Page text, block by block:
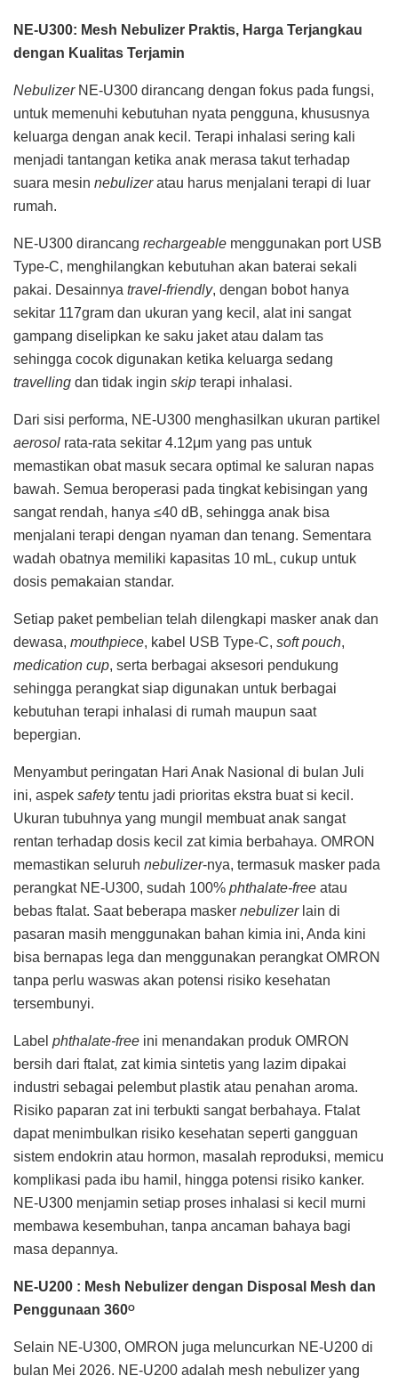
NE-U300: Mesh Nebulizer Praktis, Harga Terjangkau
dengan Kualitas Terjamin
NebulizerNE-U300 dirancang dengan fokus pada fungsi,
untuk memenuhi kebutuhan nyata pengguna, khususnya
keluarga dengan anak kecil. Terapi inhalasi sering kali
menjadi tantangan ketika anak merasa takut terhadap
suara mesin nebulizeratau harus menjalani terapi di luar
rumah.
NE-U300 dirancang rechargeable menggunakan port USB
Type-C, menghilangkan kebutuhan akan baterai sekali
pakai. Desainnya travel-friendly, dengan bobot hanya
sekitar 117gram dan ukuran yang kecil, alat ini sangat
gampang diselipkan ke saku jaket atau dalam tas
sehingga cocok digunakan ketika keluarga sedang
travelling dan tidak ingin skip terapi inhalasi.
Dari sisi performa, NE-U300 menghasilkan ukuran partikel
aerosol rata-rata sekitar 4.12μm yang pas untuk
memastikan obat masuk secara optimal ke saluran napas
bawah. Semua beroperasi pada tingkat kebisingan yang
sangat rendah, hanya ≤40 dB, sehingga anak bisa
menjalani terapi dengan nyaman dan tenang. Sementara
wadah obatnya memiliki kapasitas 10 mL, cukup untuk
dosis pemakaian standar.
Setiap paket pembelian telah dilengkapi masker anak dan
dewasa, mouthpiece, kabel USB Type-C, soft pouch,
medication cup, serta berbagai aksesori pendukung
sehingga perangkat siap digunakan untuk berbagai
kebutuhan terapi inhalasi di rumah maupun saat
bepergian.
Menyambut peringatan Hari Anak Nasional di bulan Juli
ini, aspek safetytentu jadi prioritas ekstra buat si kecil.
Ukuran tubuhnya yang mungil membuat anak sangat
rentan terhadap dosis kecil zat kimia berbahaya. OMRON
memastikan seluruh nebulizer-nya, termasuk masker pada
perangkat NE-U300, sudah 100% phthalate-free atau
bebas ftalat. Saat beberapa masker nebulizerlain di
pasaran masih menggunakan bahan kimia ini, Anda kini
bisa bernapas lega dan menggunakan perangkat OMRON
tanpa perlu waswas akan potensi risiko kesehatan
tersembunyi.
Label phthalate-free ini menandakan produk OMRON
bersih dari ftalat, zat kimia sintetis yang lazim dipakai
industri sebagai pelembut plastik atau penahan aroma.
Risiko paparan zat ini terbukti sangat berbahaya. Ftalat
dapat menimbulkan risiko kesehatan seperti gangguan
sistem endokrin atau hormon, masalah reproduksi, memicu
komplikasi pada ibu hamil, hingga potensi risiko kanker.
NE-U300 menjamin setiap proses inhalasi si kecil murni
membawa kesembuhan, tanpa ancaman bahaya bagi
masa depannya.
NE-U200 : Mesh Nebulizer dengan Disposal Mesh dan
Penggunaan 360O
Selain NE-U300, OMRON juga meluncurkan NE-U200 di
bulan Mei 2026. NE-U200 adalah mesh nebulizer yang